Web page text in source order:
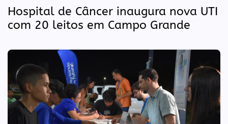
Hospital de Câncer inaugura nova UTI
com 20 leitos em Campo Grande